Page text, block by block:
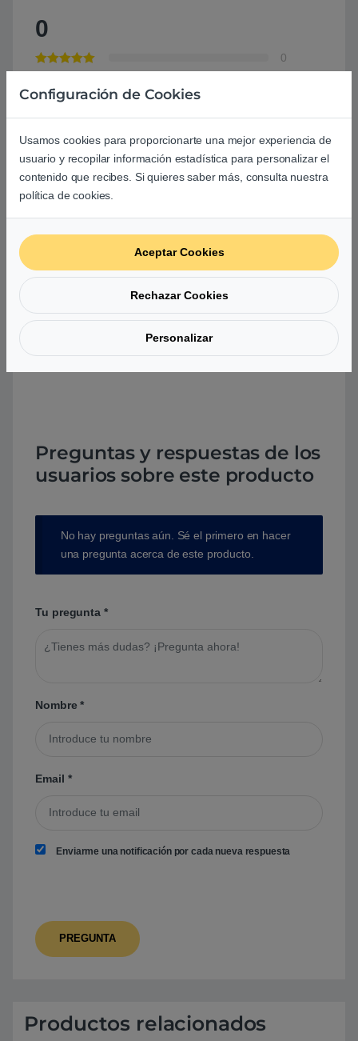
0
0
0
0
Agrega una reseña
Debesaccederpara publicar una valoración.
Preguntas y respuestas de los
usuarios sobre este producto
No hay preguntas aún. Sé el primero en hacer
una pregunta acerca de este producto.
Tu pregunta *
Nombre*
Email *
Enviarme una notificación por cada nueva respuesta
Productos relacionados
Configuración de Cookies
Usamos cookies para proporcionarte una mejor experiencia de
usuario y recopilar información estadística para personalizar el
contenido que recibes. Si quieres saber más, consulta nuestra
política de cookies.
Aceptar Cookies
Rechazar Cookies
Personalizar